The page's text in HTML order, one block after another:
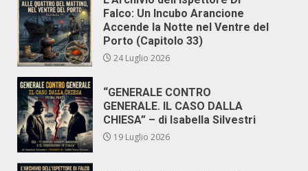
Falco: Un Incubo Arancione
Accende la Notte nel Ventre del
Porto (Capitolo 33)
24 Luglio 2026
“GENERALE CONTRO
GENERALE. IL CASO DALLA
CHIESA” – di Isabella Silvestri
19 Luglio 2026